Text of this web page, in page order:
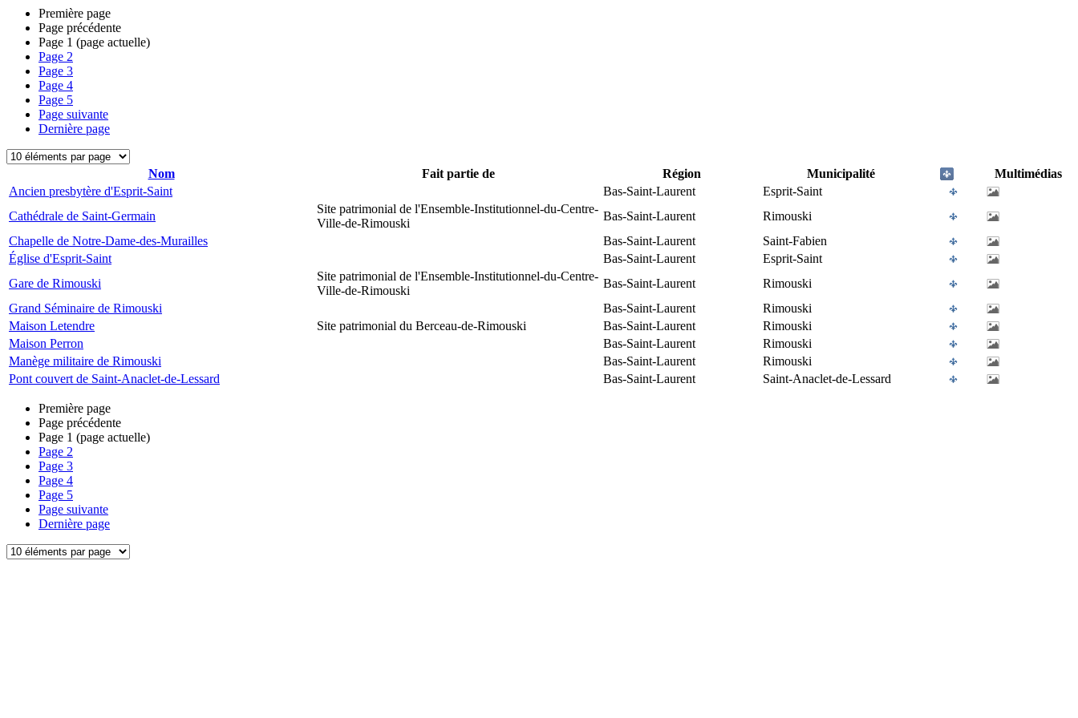
Première page
Page précédente
Page 1 (page actuelle)
Page 2
Page 3
Page 4
Page 5
Page suivante
Dernière page
Nom Fait partie de Région Municipalité
Multimédias
Ancien presbytère d'Esprit-Saint
Bas-Saint-Laurent
Esprit-Saint
Cathédrale de Saint-Germain
Site patrimonial de l'Ensemble-Institutionnel-du-Centre-
Ville-de-Rimouski
Bas-Saint-Laurent
Rimouski
Chapelle de Notre-Dame-des-Murailles
Bas-Saint-Laurent
Saint-Fabien
Église d'Esprit-Saint
Bas-Saint-Laurent
Esprit-Saint
Gare de Rimouski
Site patrimonial de l'Ensemble-Institutionnel-du-Centre-
Ville-de-Rimouski
Bas-Saint-Laurent
Rimouski
Grand Séminaire de Rimouski
Bas-Saint-Laurent
Rimouski
Maison Letendre
Site patrimonial du Berceau-de-Rimouski Bas-Saint-Laurent
Rimouski
Maison Perron
Bas-Saint-Laurent
Rimouski
Manège militaire de Rimouski
Bas-Saint-Laurent
Rimouski
Pont couvert de Saint-Anaclet-de-Lessard
Bas-Saint-Laurent Saint-Anaclet-de-Lessard
Première page
Page précédente
Page 1 (page actuelle)
Page 2
Page 3
Page 4
Page 5
Page suivante
Dernière page